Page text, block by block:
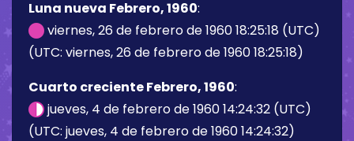
Luna nueva Febrero, 1960:
viernes, 26 de febrero de 1960 18:25:18 (UTC)
(UTC: viernes, 26 de febrero de 1960 18:25:18)
Cuarto creciente Febrero, 1960:
jueves, 4 de febrero de 1960 14:24:32 (UTC)
(UTC: jueves, 4 de febrero de 1960 14:24:32)